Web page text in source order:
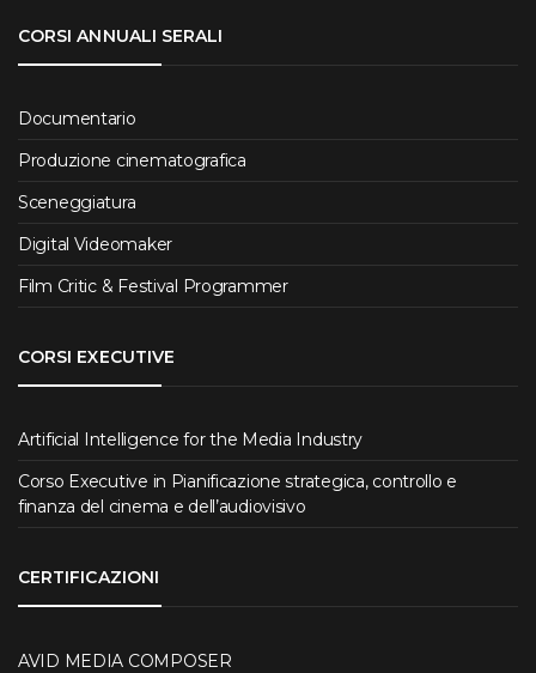
CORSI ANNUALI SERALI
Documentario
Produzione cinematografica
Sceneggiatura
Digital Videomaker
Film Critic & Festival Programmer
CORSI EXECUTIVE
Artificial Intelligence for the Media Industry
Corso Executive in Pianificazione strategica, controllo e
finanza del cinema e dell’audiovisivo
CERTIFICAZIONI
AVID MEDIA COMPOSER